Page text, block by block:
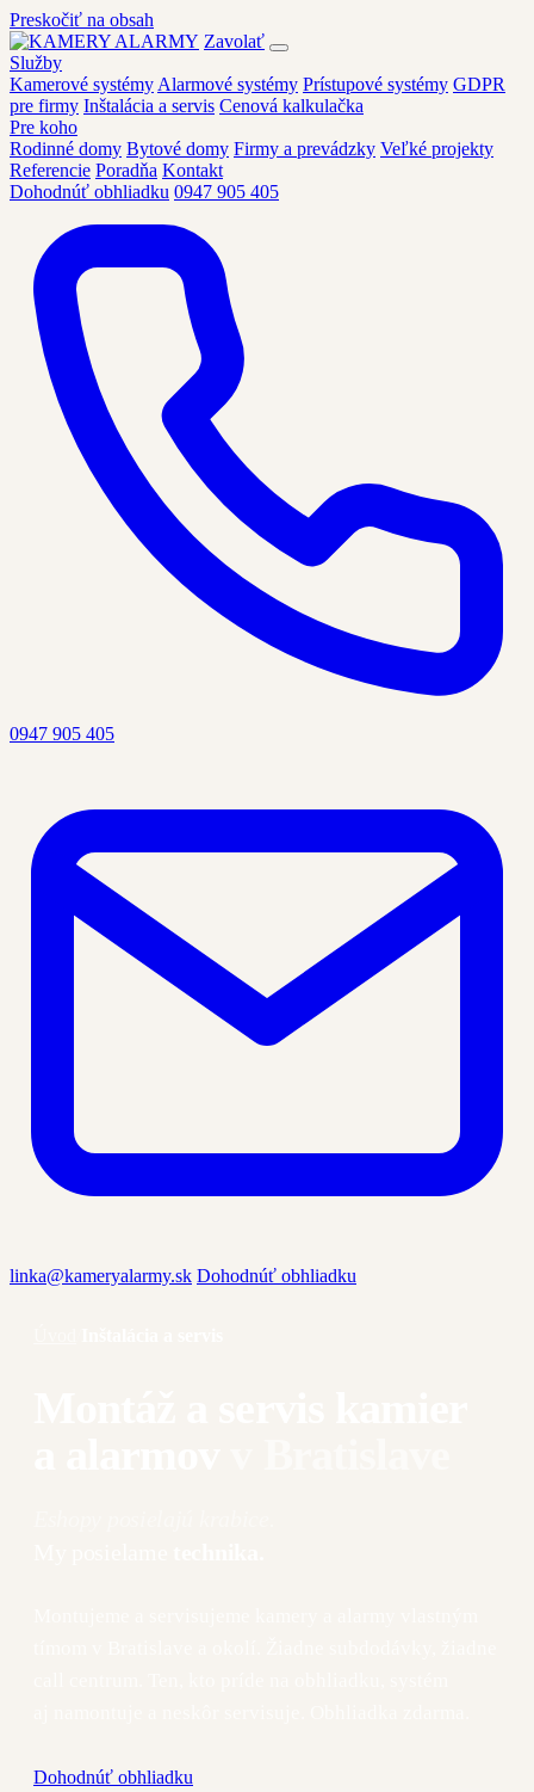
Preskočiť na obsah
Zavolať
Služby
Kamerové systémy Alarmové systémy Prístupové systémy GDPR
pre firmy Inštalácia a servis Cenová kalkulačka
Pre koho
Rodinné domy Bytové domy Firmy a prevádzky Veľké projekty
Referencie Poradňa Kontakt
Dohodnúť obhliadku 0947 905 405
0947 905 405
linka@kameryalarmy.sk Dohodnúť obhliadku
Dohodnúť obhliadku